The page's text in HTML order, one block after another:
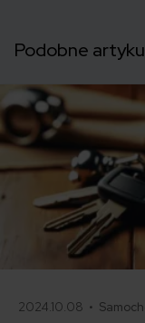
Podobne
2024.10.08 •